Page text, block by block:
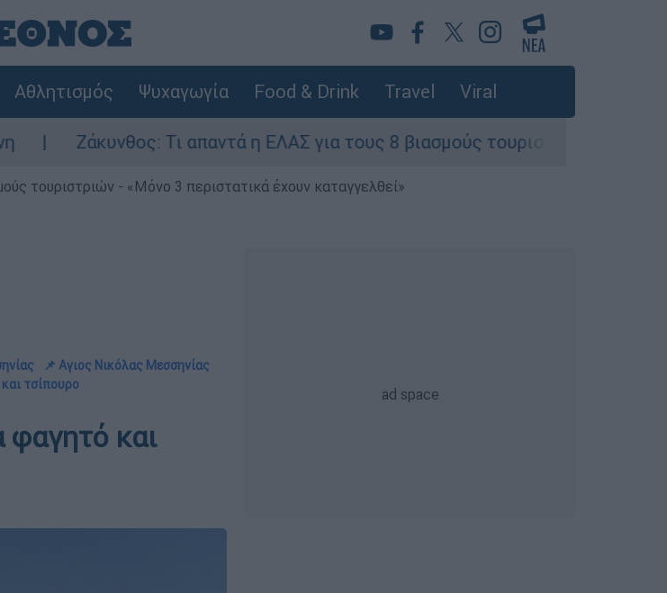
Αθλητισμός Ψυχαγωγία Food & Drink Travel Viral
Τι απαντά η ΕΛΑΣ για τους 8 βιασμούς τουριστριών - «Μόνο 3 περιστατικά
τουριστριών - «Μόνο 3 περιστατικά έχουν καταγγελθεί»
📌 Αγιος Νικόλας Μεσσηνίας
τσίπουρο
φαγητό και